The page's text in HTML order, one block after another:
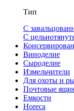
Тип
С
С
Виноделие
Сыроделие
Измельчители
Для охоты и
Почтовые
Емкости
Horeca